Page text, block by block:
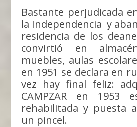
Bastante perjudicada
la Independencia y
residencia de los
convirtió en
muebles, aulas
en 1951 se declara en
vez hay final feliz:
CAMPZAR en 1953
rehabilitada y puesta
un pincel.